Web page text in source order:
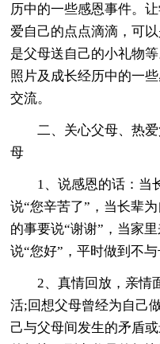
历中的一些感恩事件。
爱自己的点点滴滴，可
是父母送自己的小礼物
照片及成长经历中的一
交流。
二、关心父母、热
母
1、说感恩的话：当
说“您辛苦了”，当长辈
的事要说“谢谢”，当家
说“您好”，平时做到不与
2、真情回放，亲情
活;回想父母曾经为自己
己与父母间发生的矛盾